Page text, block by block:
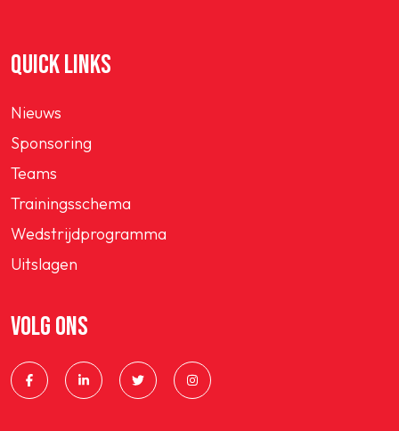
QUICK LINKS
Nieuws
Sponsoring
Teams
Trainingsschema
Wedstrijdprogramma
Uitslagen
VOLG ONS